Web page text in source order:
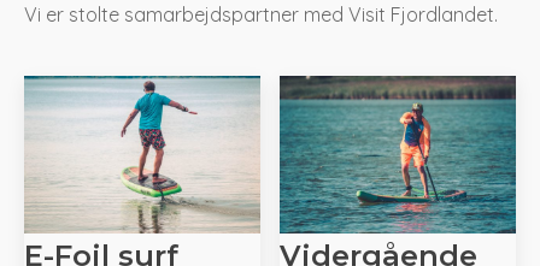
Vi er stolte samarbejdspartner med Visit Fjordlandet.
E-Foil surf
Vidergående